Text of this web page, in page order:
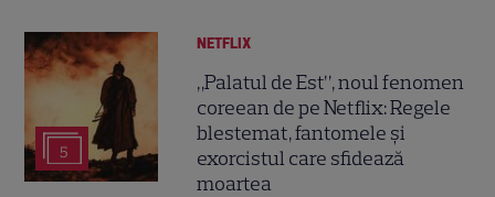
5
NETFLIX
„Palatul de Est”, noul fenomen
coreean de pe Netflix: Regele
blestemat, fantomele și
exorcistul care sfidează
moartea